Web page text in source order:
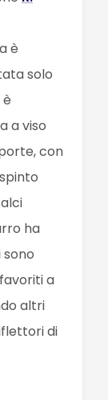
è
solo
a viso
con
ha
a
altri
di